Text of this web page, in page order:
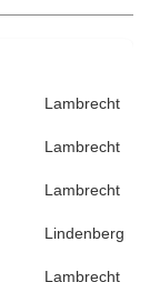
Lambrecht
Lambrecht
Lambrecht
Lindenberg
Lambrecht